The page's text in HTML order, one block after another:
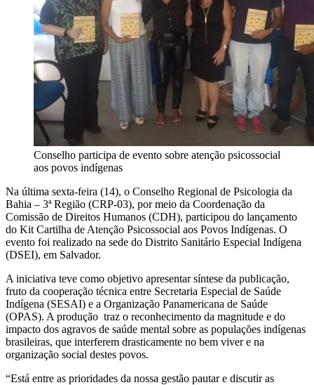
Conselho participa de evento sobre atenção psicossocial
aos povos indígenas
Na última sexta-feira (14), o Conselho Regional de Psicologia da
Bahia – 3ª Região (CRP-03), por meio da Coordenação da
Comissão de Direitos Humanos (CDH), participou do lançamento
do Kit Cartilha de Atenção Psicossocial aos Povos Indígenas. O
evento foi realizado na sede do Distrito Sanitário Especial Indígena
(DSEI), em Salvador.
A iniciativa teve como objetivo apresentar síntese da publicação,
fruto da cooperação técnica entre Secretaria Especial de Saúde
Indígena (SESAI) e a Organização Panamericana de Saúde
(OPAS). A produção traz o reconhecimento da magnitude e do
impacto dos agravos de saúde mental sobre as populações indígenas
brasileiras, que interferem drasticamente no bem viver e na
organização social destes povos.
“Está entre as prioridades da nossa gestão pautar e discutir as